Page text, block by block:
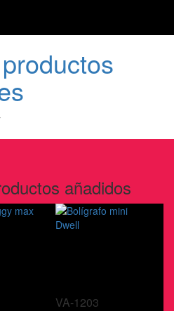
añadidos
VA-1203